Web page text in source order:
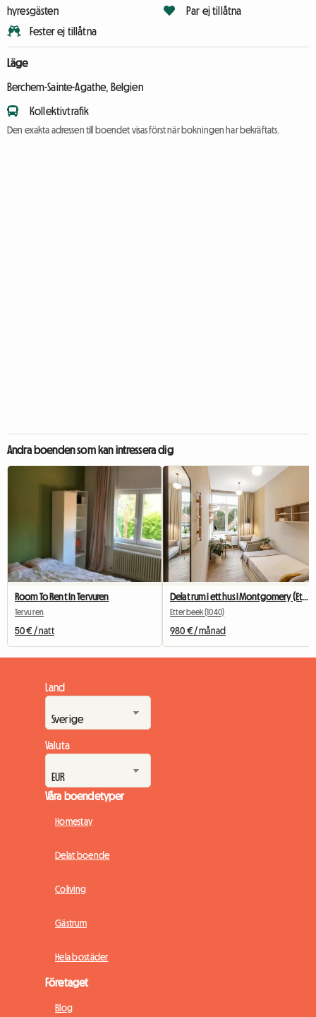
hyresgästen
Fester ej tillåtna
Par ej tillåtna
Läge
Berchem-Sainte-Agathe, Belgien
Kollektivtrafik
Den exakta adressen till boendet visas först när bokningen har bekräftats.
Andra boenden som kan intressera dig
Room To Rent In Tervuren
Tervuren
50 € / natt
Delat rum i ett hus i Montgomery (Etterbeek)
Etterbeek (1040)
980 € / månad
Land
Valuta
Våra boendetyper
Homestay
Delat boende
Coliving
Gästrum
Hela bostäder
Företaget
Blog